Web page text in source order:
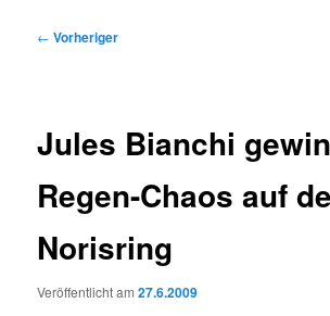
Beitragsnavigation
← Vorheriger
Jules Bianchi
Regen-Chaos auf
Norisring
Veröffentlicht am27.6.2009